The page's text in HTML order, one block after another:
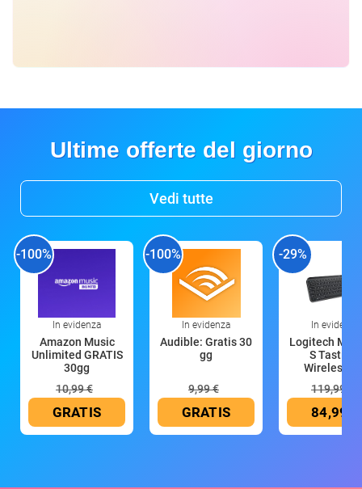
Ultime offerte del giorno
Vedi tutte
-100%
In evidenza
Amazon Music
Unlimited GRATIS
30gg
10,99 €
GRATIS
-100%
In evidenza
Audible: Gratis 30
gg
9,99 €
GRATIS
-29%
In evidenza
Logitech MX
S Tastiera
Wireless
119,99 €
84,99 €